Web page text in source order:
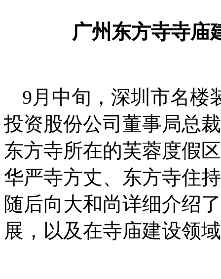
广州东方寺寺庙
9月中旬，深圳市名楼
投资股份公司董事局总
东方寺所在的芙蓉度假
华严寺方丈、东方寺住
随后向大和尚详细介绍了
展，以及在寺庙建设领